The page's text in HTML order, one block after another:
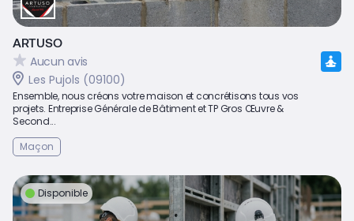
ARTUSO
Aucun avis
Les Pujols (09100)
Ensemble, nous créons votre maison et concrétisons tous vos
projets. Entreprise Générale de Bâtiment et TP Gros Œuvre &
Second...
Maçon
Disponible